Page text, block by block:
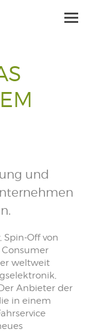
und
Off von
weltweit
Anbieter der
in einem